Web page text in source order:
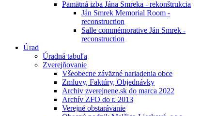
Pamätná izba Jána Smreka - rekonštrukcia
Ján Smrek Memorial Room -
reconstruction
Salle commémorative Ján Smrek -
reconstruction
Úrad
Úradná tabuľa
Zverejňovanie
Všeobecne záväzné nariadenia obce
Zmluvy, Faktúry, Objednávky
Archiv zverejnene.sk do marca 2022
Archív ZFO do r. 2013
Verejné obstarávanie